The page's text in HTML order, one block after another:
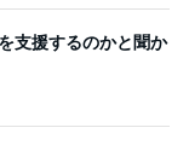
支援するのかと聞か